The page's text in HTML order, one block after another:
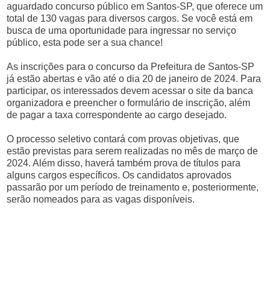
aguardado concurso público em Santos-SP, que oferece um
total de 130 vagas para diversos cargos. Se você está em
busca de uma oportunidade para ingressar no serviço
público, esta pode ser a sua chance!
As inscrições para o concurso da Prefeitura de Santos-SP
já estão abertas e vão até o dia 20 de janeiro de 2024. Para
participar, os interessados devem acessar o site da banca
organizadora e preencher o formulário de inscrição, além
de pagar a taxa correspondente ao cargo desejado.
O processo seletivo contará com provas objetivas, que
estão previstas para serem realizadas no mês de março de
2024. Além disso, haverá também prova de títulos para
alguns cargos específicos. Os candidatos aprovados
passarão por um período de treinamento e, posteriormente,
serão nomeados para as vagas disponíveis.